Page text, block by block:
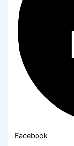
Facebook